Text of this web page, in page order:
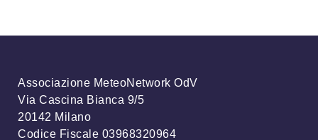
Associazione MeteoNetwork OdV
Via Cascina Bianca 9/5
20142 Milano
Codice Fiscale 03968320964